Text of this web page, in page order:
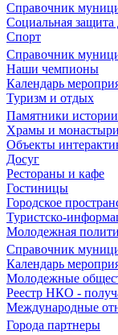
Справочник
Социальная защита
Спорт
Справочник
Наши чемпионы
Календарь
Туризм и отдых
Памятники
Храмы и монастыри
Объекты
Досуг
Рестораны и кафе
Гостиницы
Городское
Туристско-
Молодежная
Справочник
Календарь
Молодежные
Реестр НКО -
Международные
Города партнеры